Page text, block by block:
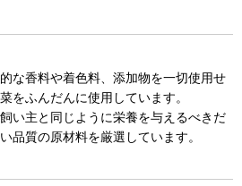
な香料や着色料、添加物を一切使用せ
をふんだんに使用しています。
い主と同じように栄養を与えるべきだ
品質の原材料を厳選しています。